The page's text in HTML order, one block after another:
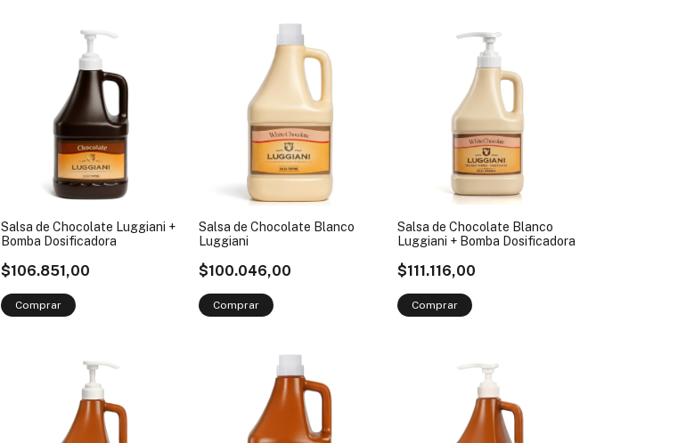
Salsa de Chocolate Luggiani +
Bomba Dosificadora
$106.851,00
Salsa de Chocolate Blanco
Luggiani
$100.046,00
Salsa de Chocolate Blanco
Luggiani + Bomba Dosificadora
$111.116,00